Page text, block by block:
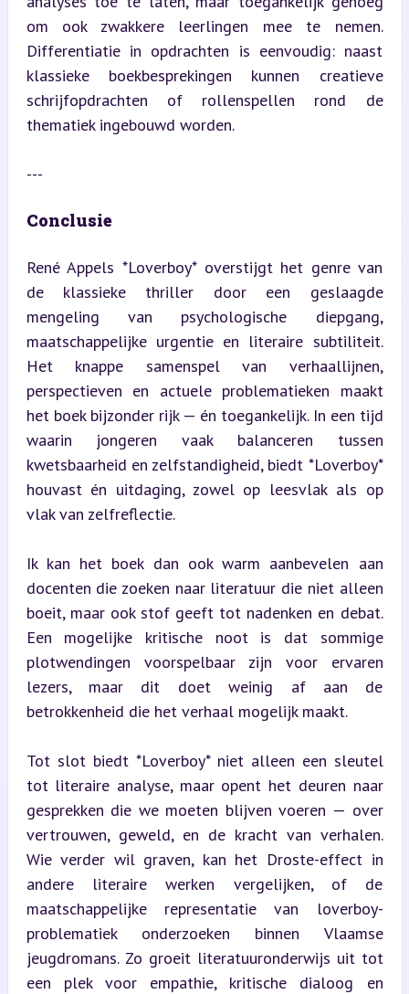
om ook zwakkere leerlingen mee te nemen.
Differentiatie in opdrachten is eenvoudig: naast
klassieke boekbesprekingen kunnen creatieve
schrijfopdrachten of rollenspellen rond de
thematiek ingebouwd worden.
---
Conclusie
René Appels *Loverboy* overstijgt het genre van
de klassieke thriller door een geslaagde
mengeling van psychologische diepgang,
maatschappelijke urgentie en literaire subtiliteit.
Het knappe samenspel van verhaallijnen,
perspectieven en actuele problematieken maakt
het boek bijzonder rijk — én toegankelijk. In een tijd
waarin jongeren vaak balanceren tussen
kwetsbaarheid en zelfstandigheid, biedt *Loverboy*
houvast én uitdaging, zowel op leesvlak als op
vlak van zelfreflectie.
Ik kan het boek dan ook warm aanbevelen aan
docenten die zoeken naar literatuur die niet alleen
boeit, maar ook stof geeft tot nadenken en debat.
Een mogelijke kritische noot is dat sommige
plotwendingen voorspelbaar zijn voor ervaren
lezers, maar dit doet weinig af aan de
betrokkenheid die het verhaal mogelijk maakt.
Tot slot biedt *Loverboy* niet alleen een sleutel
tot literaire analyse, maar opent het deuren naar
gesprekken die we moeten blijven voeren — over
vertrouwen, geweld, en de kracht van verhalen.
Wie verder wil graven, kan het Droste-effect in
andere literaire werken vergelijken, of de
maatschappelijke representatie van loverboy-
problematiek onderzoeken binnen Vlaamse
jeugdromans. Zo groeit literatuuronderwijs uit tot
een plek voor empathie, kritische dialoog en